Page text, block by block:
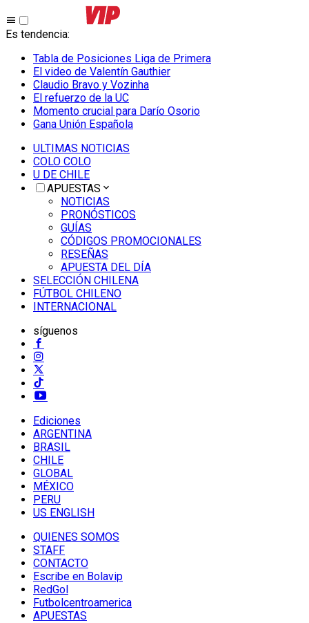
Es tendencia:
Tabla de Posiciones Liga de Primera
El video de Valentín Gauthier
Claudio Bravo y Vozinha
El refuerzo de la UC
Momento crucial para Darío Osorio
Gana Unión Española
ULTIMAS NOTICIAS
COLO COLO
U DE CHILE
APUESTAS
NOTICIAS
PRONÓSTICOS
GUÍAS
CÓDIGOS PROMOCIONALES
RESEÑAS
APUESTA DEL DÍA
SELECCIÓN CHILENA
FÚTBOL CHILENO
INTERNACIONAL
síguenos
Ediciones
ARGENTINA
BRASIL
CHILE
GLOBAL
MÉXICO
PERU
US ENGLISH
QUIENES SOMOS
STAFF
CONTACTO
Escribe en Bolavip
RedGol
Futbolcentroamerica
APUESTAS